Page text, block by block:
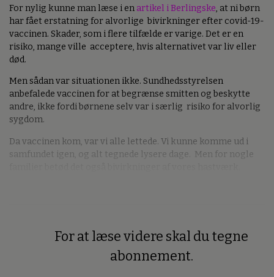
For nylig kunne man læse i en artikel i Berlingske, at ni børn
har fået erstatning for alvorlige bivirkninger efter covid-19-
vaccinen. Skader, som i flere tilfælde er varige. Det er en
risiko, mange ville acceptere, hvis alternativet var liv eller
død.
Men sådan var situationen ikke. Sundhedsstyrelsen
anbefalede vaccinen for at begrænse smitten og beskytte
andre, ikke fordi børnene selv var i særlig risiko for alvorlig
sygdom.
Da vaccinen kom, var vi alle lettede. Vi kunne komme ud i
samfundet igen, og alt tegnede lysere dage. Men for nogle
For at læse videre skal du tegne
abonnement.